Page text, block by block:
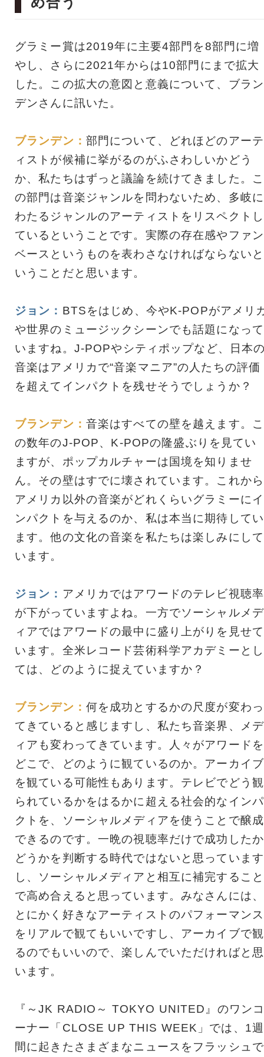
グラミー賞は2019年に主要4部門を8部門に増
やし、さらに2021年からは10部門にまで拡大
した。この拡大の意図と意義について、ブラン
デンさんに訊いた。
ブランデン： 部門について、どれほどのアーテ
ィストが候補に挙がるのがふさわしいかどう
か、私たちはずっと議論を続けてきました。こ
の部門は音楽ジャンルを問わないため、多岐に
わたるジャンルのアーティストをリスペクトし
ているということです。実際の存在感やファン
ベースというものを表わさなければならないと
いうことだと思います。
ジョン： BTSをはじめ、今やK-POPがアメリ
や世界のミュージックシーンでも話題になって
いますね。J-POPやシティポップなど、日本
音楽はアメリカで“音楽マニア”の人たちの評価
を超えてインパクトを残せそうでしょうか？
ブランデン： 音楽はすべての壁を越えます。こ
の数年のJ-POP、K-POPの隆盛ぶりを見てい
ますが、ポップカルチャーは国境を知りませ
ん。その壁はすでに壊されています。これから
アメリカ以外の音楽がどれくらいグラミーにイ
ンパクトを与えるのか、私は本当に期待してい
ます。他の文化の音楽を私たちは楽しみにして
います。
ジョン： アメリカではアワードのテレビ視聴率
が下がっていますよね。一方でソーシャルメデ
ィアではアワードの最中に盛り上がりを見せて
います。全米レコード芸術科学アカデミーとし
ては、どのように捉えていますか？
ブランデン： 何を成功とするかの尺度が変わっ
てきていると感じますし、私たち音楽界、メデ
ィアも変わってきています。人々がアワードを
どこで、どのように観ているのか。アーカイブ
を観ている可能性もあります。テレビでどう観
られているかをはるかに超える社会的なインパ
クトを、ソーシャルメディアを使うことで醸成
できるのです。一晩の視聴率だけで成功したか
どうかを判断する時代ではないと思っています
し、ソーシャルメディアと相互に補完すること
で高め合えると思っています。みなさんには、
とにかく好きなアーティストのパフォーマンス
をリアルで観てもいいですし、アーカイブで観
るのでもいいので、楽しんでいただければと思
います。
『～JK RADIO～ TOKYO UNITED』のワン
ーナー「CLOSE UP THIS WEEK」では、1週
間に起きたさまざまなニュースをフラッシュで